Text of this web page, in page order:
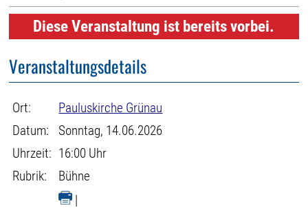
Diese Veranstaltung ist bereits vorbei.
Veranstaltungsdetails
Ort:
Pauluskirche Grünau
Datum:
Sonntag, 14.06.2026
Uhrzeit: 16:00 Uhr
Rubrik:
Bühne
|